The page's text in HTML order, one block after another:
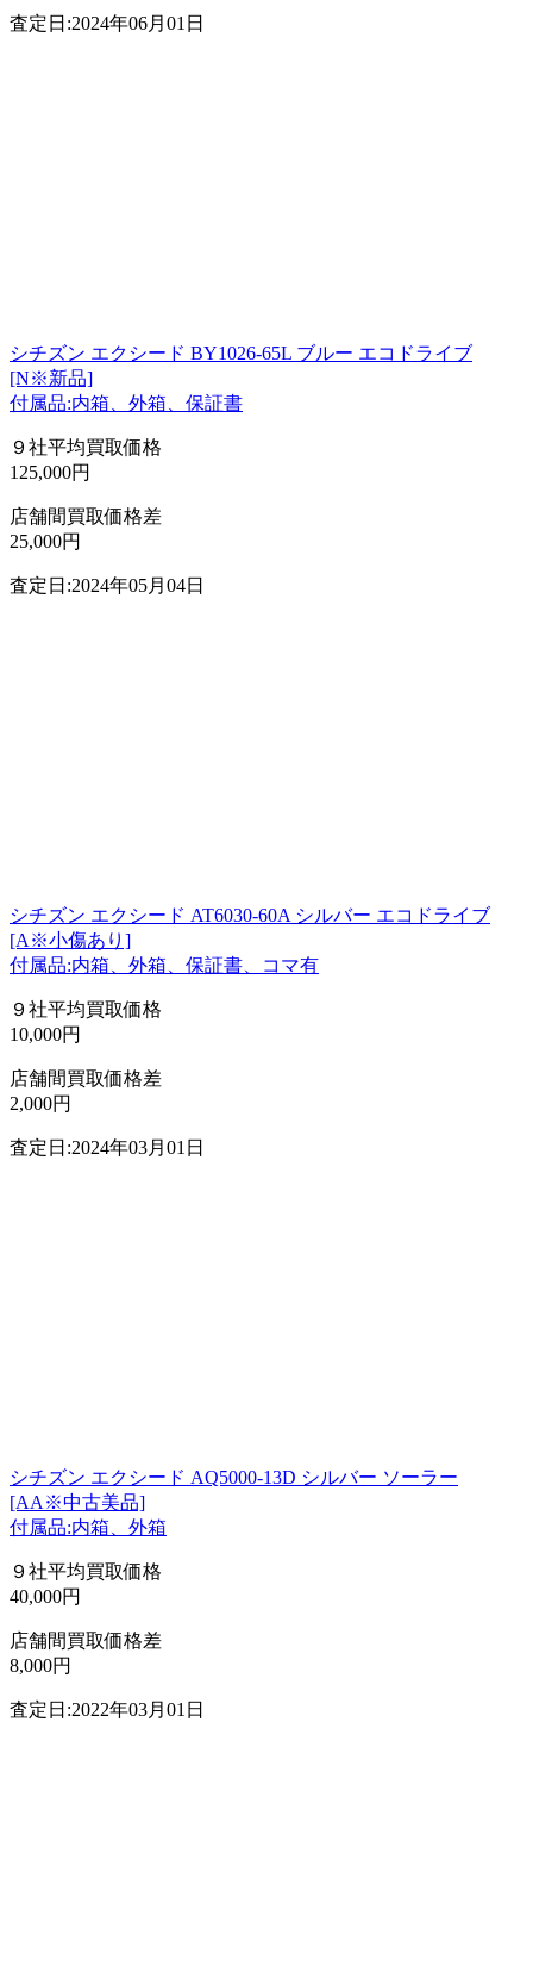
査定日:2024年06月01日
シチズン エクシード BY1026-65L ブルー エコドライブ
[N※新品]
付属品:内箱、外箱、保証書
９社平均買取価格
125,000円
店舗間買取価格差
25,000円
査定日:2024年05月04日
シチズン エクシード AT6030-60A シルバー エコドライブ
[A※小傷あり]
付属品:内箱、外箱、保証書、コマ有
９社平均買取価格
10,000円
店舗間買取価格差
2,000円
査定日:2024年03月01日
シチズン エクシード AQ5000-13D シルバー ソーラー
[AA※中古美品]
付属品:内箱、外箱
９社平均買取価格
40,000円
店舗間買取価格差
8,000円
査定日:2022年03月01日